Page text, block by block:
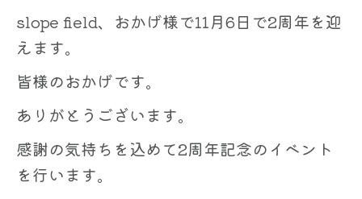
slope field、おかげ様で11月6日で2周年を迎
えます。
皆様のおかげです。
ありがとうございます。
感謝の気持ちを込めて2周年記念のイベント
を行います。